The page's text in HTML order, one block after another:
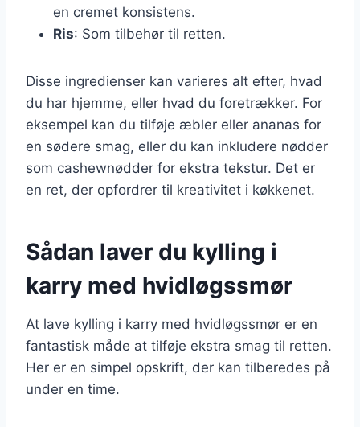
en cremet konsistens.
Ris: Som tilbehør til retten.
Disse ingredienser kan varieres alt efter, hvad
du har hjemme, eller hvad du foretrækker. For
eksempel kan du tilføje æbler eller ananas for
en sødere smag, eller du kan inkludere nødder
som cashewnødder for ekstra tekstur. Det er
en ret, der opfordrer til kreativitet i køkkenet.
Sådan laver du kylling i
karry med hvidløgssmør
At lave kylling i karry med hvidløgssmør er en
fantastisk måde at tilføje ekstra smag til retten.
Her er en simpel opskrift, der kan tilberedes på
under en time.